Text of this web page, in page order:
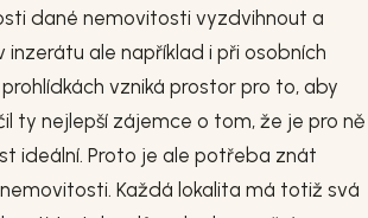
dané nemovitosti vyzdvihnout a
inzerátu ale například i při osobních
prohlídkách vzniká prostor pro to, aby
ty nejlepší zájemce o tom, že je pro ně
ideální. Proto je ale potřeba znát
Každá lokalita má totiž svá